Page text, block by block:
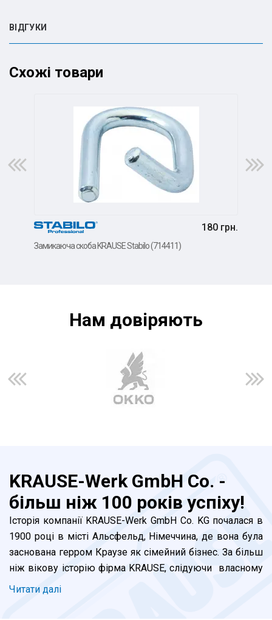
ВIДГУКИ
Схожі товари
180 грн.
Замикаюча скоба KRAUSE Stabilo (714411)
Нам довiряють
KRAUSE-Werk GmbH Co. -
більш ніж 100 років успіху!
Історія компанії KRAUSE-Werk GmbH Co. KG почалаcя в
1900 році в місті Альсфельд, Німеччина, де вона була
заснована герром Краузе як сімейний бізнес. За більш
ніж вікову історію фірма KRAUSE, слідуючи власному
девізу "Надійно та продумано!", перетворилась в
Читати далi